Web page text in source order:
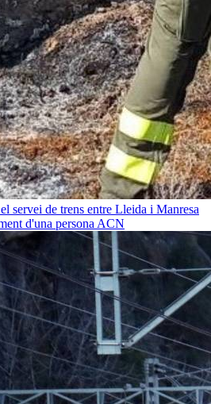
servei de trens entre Lleida i Manresa
d'una persona ACN